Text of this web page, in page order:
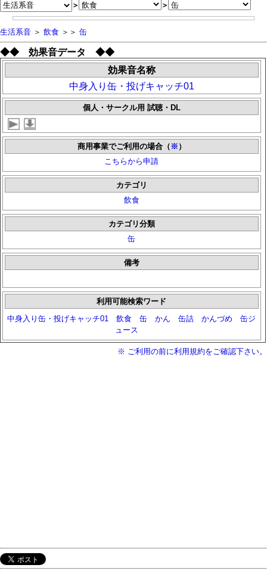
＞ ＞
生活系音 ＞ 飲食 ＞＞ 缶
◆◆ 効果音データ ◆◆
効果音名称
中身入り缶・投げキャッチ01
個人・サークル用 試聴・DL
商用事業でご利用の場合（ ※ ）
こちらから申請
カテゴリ
飲食
カテゴリ分類
缶
備考
利用可能検索ワード
中身入り缶・投げキャッチ01
飲食 缶 かん 缶詰 かんづめ
缶ジ
ュース
※ ご利用の前に利用規約をご確認下さい。